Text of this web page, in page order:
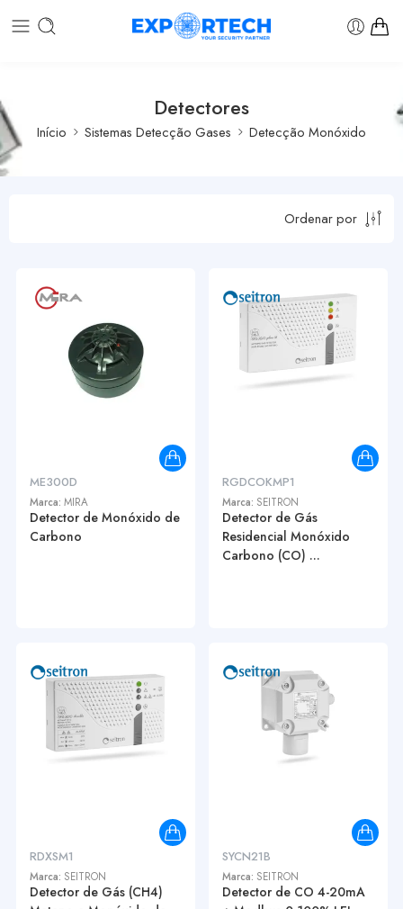
Detectores
Início Sistemas Detecção Gases Detecção Monóxido
Ordenar por
ME300D
Marca: MIRA
Detector de Monóxido de
Carbono
RGDCOKMP1
Marca: SEITRON
Detector de Gás
Residencial Monóxido
Carbono (CO) ...
RDXSM1
Marca: SEITRON
Detector de Gás (CH4)
SYCN21B
Marca: SEITRON
Detector de CO 4-20mA